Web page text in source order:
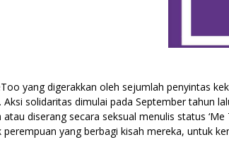
yang digerakkan oleh sejumlah penyintas
solidaritas dimulai pada September tahun
diserang secara seksual menulis status
perempuan yang berbagi kisah mereka, untuk